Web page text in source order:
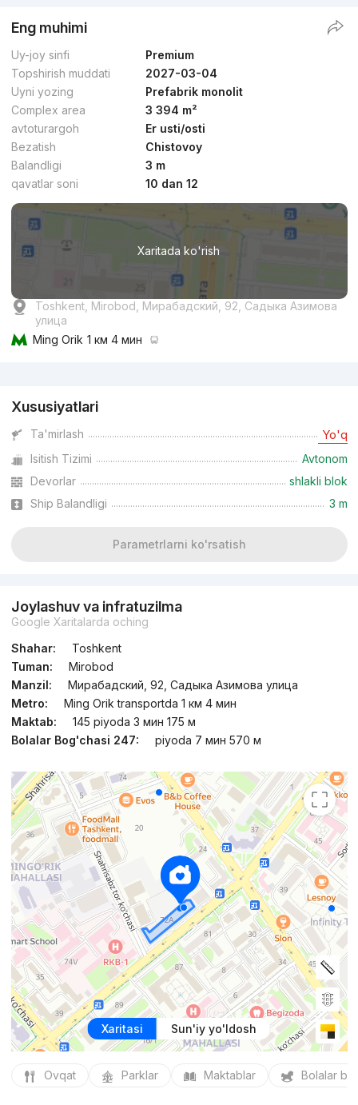
Eng muhimi
Uy-joy sinfi
Premium
Topshirish muddati
2027-03-04
Uyni yozing
Prefabrik monolit
Complex area
3 394 m²
avtoturargoh
Er usti/osti
Bezatish
Chistovoy
Balandligi
3 m
qavatlar soni
10 dan 12
Xaritada ko'rish
Toshkent, Mirobod, Мирабадский, 92, Садыка Азимова
улица
Ming Orik 1 км 4 мин
Xususiyatlari
Ta'mirlash Yo'q
Isitish Tizimi
Avtonom
Devorlar
shlakli blok
Ship Balandligi
3 m
Parametrlarni ko'rsatish
Joylashuv va infratuzilma
Google Xaritalarda oching
Shahar:
Toshkent
Tuman:
Mirobod
Manzil:
Мирабадский, 92, Садыка Азимова улица
Metro:
Ming Orik transportda 1 км 4 мин
Maktab:
145 piyoda 3 мин 175 м
Bolalar Bog'chasi 247:
piyoda 7 мин 570 м
Xaritasi Sun'iy yo'ldosh
Ovqat Parklar Maktablar Bolalar